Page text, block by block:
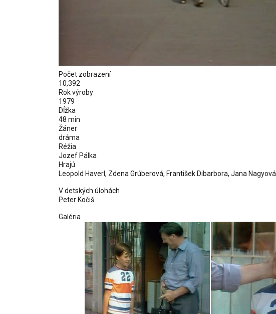
Počet zobrazení
10,392
Rok výroby
1979
Dĺžka
48 min
Žáner
dráma
Réžia
Jozef Pálka
Hrajú
Leopold Haverl, Zdena Grúberová, František Dibarbora, Jana Nagyová
V detských úlohách
Peter Kočiš
Galéria